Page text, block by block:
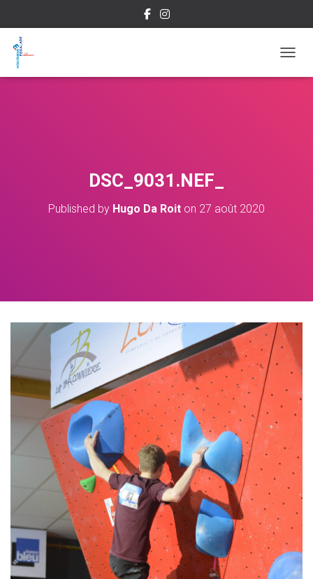
DSC_9031.NEF_
Published by Hugo Da Roit on 27 août 2020